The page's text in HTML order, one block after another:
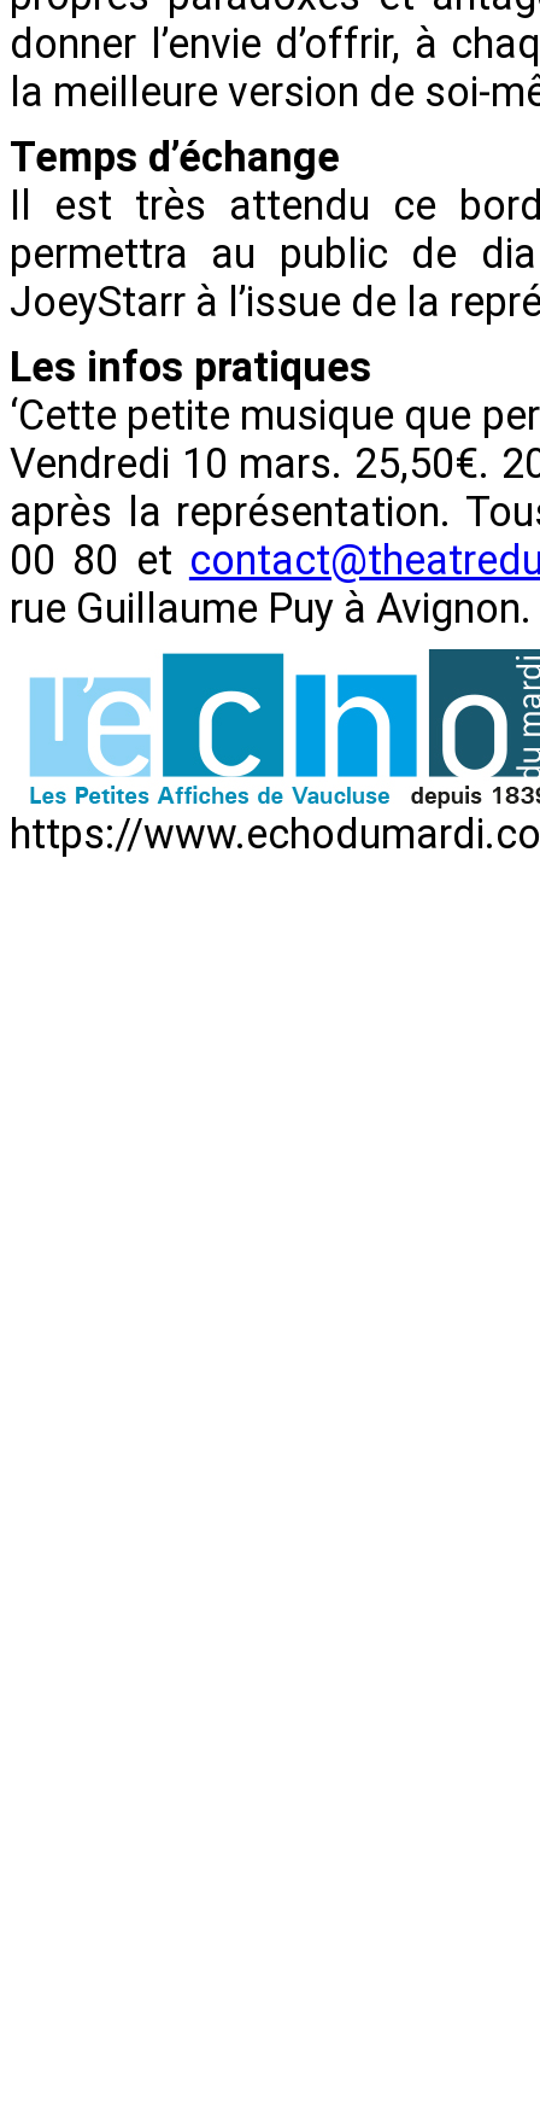
donner l’envie d’offrir, à
la meilleure version de soi-
Temps d’échange
Il est très attendu ce
permettra au public de
JoeyStarr à l’issue de la
Les infos pratiques
‘Cette petite musique que
Vendredi 10 mars. 25,50€.
après la représentation.
00 80 et
rue Guillaume Puy à Avignon.
https://